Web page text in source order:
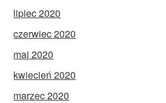
lipiec 2020
czerwiec 2020
maj 2020
kwiecień 2020
marzec 2020